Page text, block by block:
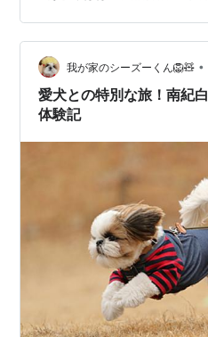
ました。 あかりぱぱの犬宿
イスコテージ（新築コテージ
パラダイス コテージ 所在地
市長坂町小荒間17…
我が家のシーズーくん🦁🧸 •
愛犬との特別な旅！南紀
体験記